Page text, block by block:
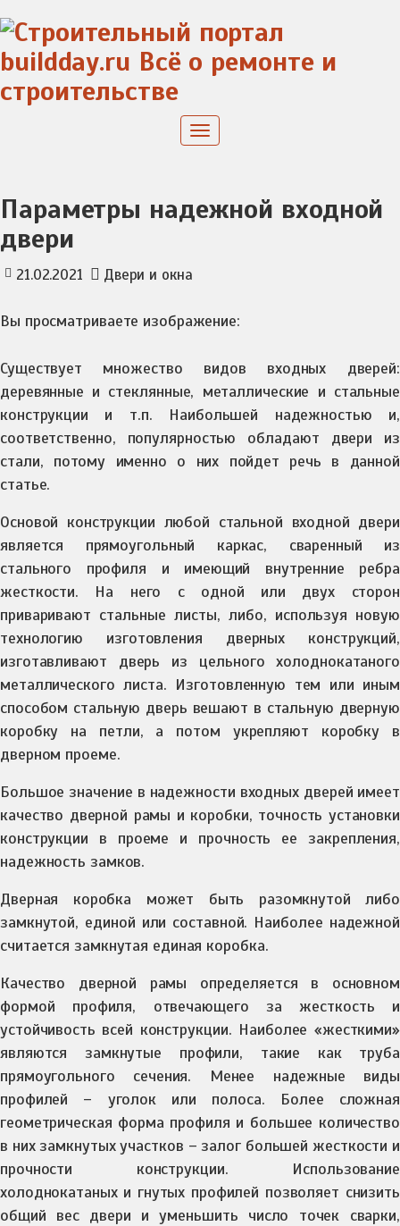
to
content
Toggle
Параметры надежной входной
двери
21.02.2021 Двери и окна
Вы просматриваете изображение:
Существует множество видов входных дверей:
деревянные и стеклянные, металлические и стальные
конструкции и т.п. Наибольшей надежностью и,
соответственно, популярностью обладают двери из
стали, потому именно о них пойдет речь в данной
статье.
Основой конструкции любой стальной входной двери
является прямоугольный каркас, сваренный из
стального профиля и имеющий внутренние ребра
жесткости. На него с одной или двух сторон
приваривают стальные листы, либо, используя новую
технологию изготовления дверных конструкций,
изготавливают дверь из цельного холоднокатаного
металлического листа. Изготовленную тем или иным
способом стальную дверь вешают в стальную дверную
коробку на петли, а потом укрепляют коробку в
дверном проеме.
Большое значение в надежности входных дверей имеет
качество дверной рамы и коробки, точность установки
конструкции в проеме и прочность ее закрепления,
надежность замков.
Дверная коробка может быть разомкнутой либо
замкнутой, единой или составной. Наиболее надежной
считается замкнутая единая коробка.
Качество дверной рамы определяется в основном
формой профиля, отвечающего за жесткость и
устойчивость всей конструкции. Наиболее «жесткими»
являются замкнутые профили, такие как труба
прямоугольного сечения. Менее надежные виды
профилей – уголок или полоса. Более сложная
геометрическая форма профиля и большее количество
в них замкнутых участков – залог большей жесткости и
прочности конструкции. Использование
холоднокатаных и гнутых профилей позволяет снизить
общий вес двери и уменьшить число точек сварки,